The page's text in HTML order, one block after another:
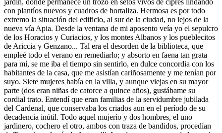
jardín, donde permanece un trozo en setos vivos de ciprés lindando
con plantíos nuevos y cuadros de hortaliza. Hermosa es por todo
extremo la situación del edificio, al sur de la ciudad, no lejos de la
nueva vía Apia. Desde la ventana de mi aposento veía yo el sepulcro
de los Horacios y Curiacios, y los montes Albanos y los pueblecitos
de Ariccia y Genzano... Tal era el desorden de la biblioteca, que
empleé todo el verano en remediarlo; y absorto en faena tan grata
para mí, se me iba el tiempo sin sentirlo, en dulce concordia con los
habitantes de la casa, que me asistían cariñosamente y me tenían por
suyo. Siete mujeres había en la villa, y aunque viejas en su mayor
parte (dos eran niñas de catorce a quince años), gustábame su
cordial trato. Entendí que eran familias de la servidumbre jubilada
del Cardenal, que conservaba los criados aun en el período de su
decadencia inútil. Todo aquel mujerío y dos hombres, el uno
jardinero, cochero el otro, ambos con traza de bandidos, procedían